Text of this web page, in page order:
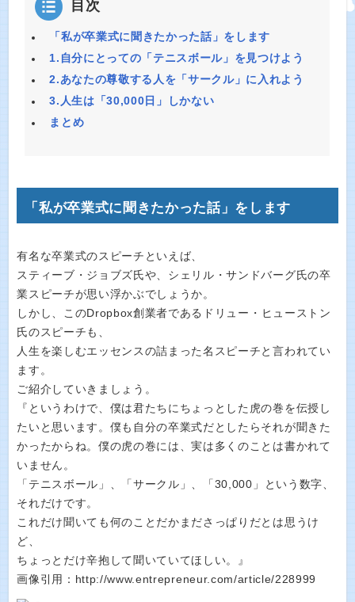
目次
「私が卒業式に聞きたかった話」をします
1.自分にとっての「テニスボール」を見つけよう
2.あなたの尊敬する人を「サークル」に入れよう
3.人生は「30,000日」しかない
まとめ
「私が卒業式に聞きたかった話」をします
有名な卒業式のスピーチといえば、
スティーブ・ジョブズ氏や、シェリル・サンドバーグ氏の卒
業スピーチが思い浮かぶでしょうか。
しかし、このDropbox創業者であるドリュー・ヒューストン
氏のスピーチも、
人生を楽しむエッセンスの詰まった名スピーチと言われてい
ます。
ご紹介していきましょう。
『というわけで、僕は君たちにちょっとした虎の巻を伝授し
たいと思います。僕も自分の卒業式だとしたらそれが聞きた
かったからね。僕の虎の巻には、実は多くのことは書かれて
いません。
「テニスボール」、「サークル」、「30,000」という数字、
それだけです。
これだけ聞いても何のことだかまださっぱりだとは思うけ
ど、
ちょっとだけ辛抱して聞いていてほしい。』
画像引用：http://www.entrepreneur.com/article/228999